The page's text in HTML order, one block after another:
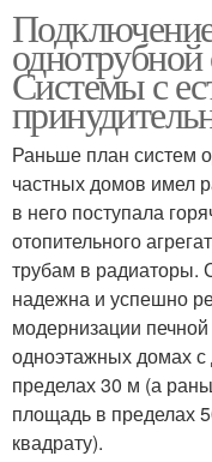
однотрубной
Системы с
Раньше план систем
частных домов имел
в него поступала
отопительного
трубам в радиаторы.
надежна и успешно
модернизации
одноэтажных домах с
пределах 30 м (а
площадь в пределах
квадрату).